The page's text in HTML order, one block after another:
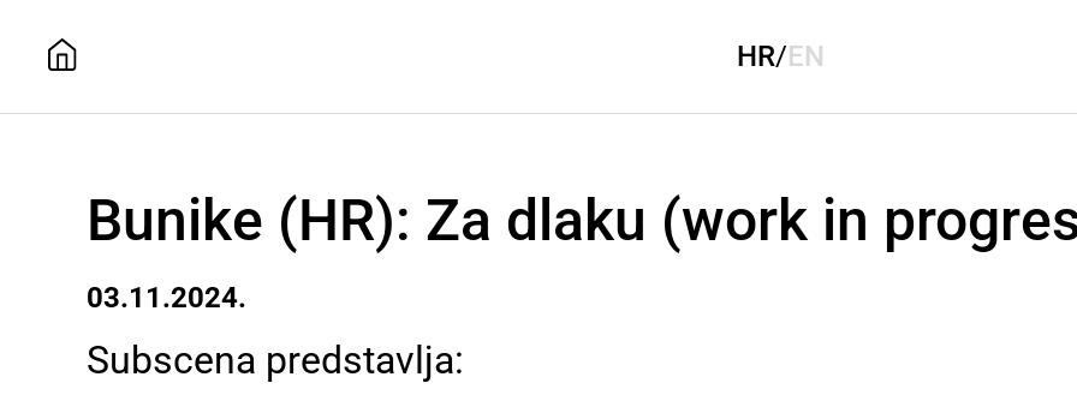
HR/EN
Bunike (HR): Za dlaku (work in
03.11.2024.
Subscena predstavlja: